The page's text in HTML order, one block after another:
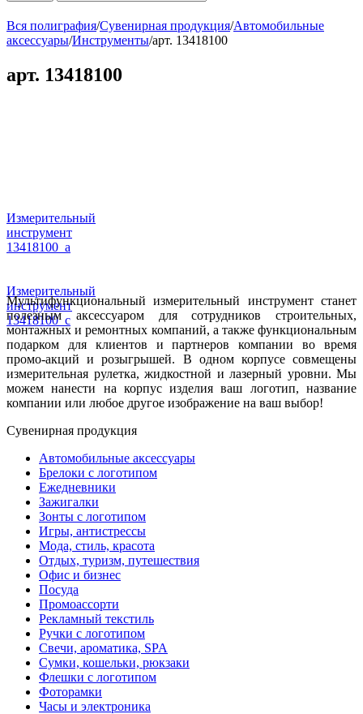
Вся полиграфия/Сувенирная продукция/Автомобильные
аксессуары/Инструменты/арт. 13418100
арт. 13418100
Измерительный
инструмент
13418100_a
Измерительный
инструмент
13418100_c
Мультифункциональный измерительный инструмент станет
полезным аксессуаром для сотрудников строительных,
монтажных и ремонтных компаний, а также функциональным
подарком для клиентов и партнеров компании во время
промо-акций и розыгрышей. В одном корпусе совмещены
измерительная рулетка, жидкостной и лазерный уровни. Мы
можем нанести на корпус изделия ваш логотип, название
компании или любое другое изображение на ваш выбор!
Сувенирная продукция
Автомобильные аксессуары
Брелоки с логотипом
Ежедневники
Зажигалки
Зонты с логотипом
Игры, антистрессы
Мода, стиль, красота
Отдых, туризм, путешествия
Офис и бизнес
Посуда
Промоассорти
Рекламный текстиль
Ручки с логотипом
Свечи, ароматика, SPA
Сумки, кошельки, рюкзаки
Флешки с логотипом
Фоторамки
Часы и электроника